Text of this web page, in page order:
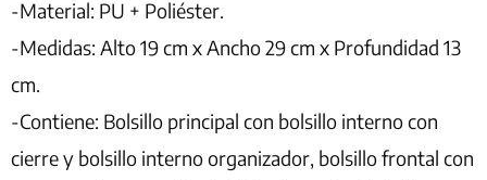
-Material: PU + Poliéster.
-Medidas: Alto 19 cm x Ancho 29 cm x Profundidad 13
cm.
-Contiene: Bolsillo principal con bolsillo interno con
cierre y bolsillo interno organizador, bolsillo frontal con